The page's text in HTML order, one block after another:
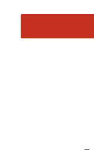
“Sehubungan itu,
kempen ini bagi
kalangan generasi
“Hanya dengan
daripada diri